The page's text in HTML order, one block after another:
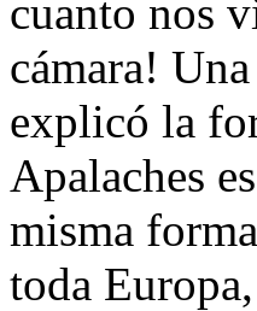
cuanto nos
cámara!
explicó la
Apalaches
misma
toda